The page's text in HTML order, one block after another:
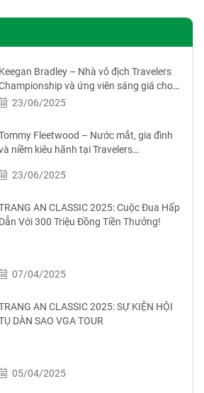
Keegan Bradley – Nhà vô địch Travelers
và ứng viên sáng giá cho
Ryder Cup
23/06/2025
Fleetwood – Nước mắt, gia đình
niềm kiêu hãnh tại Travelers
23/06/2025
AN CLASSIC 2025: Cuộc Đua Hấp
Dẫn Với 300 Triệu Đồng Tiền Thưởng!
07/04/2025
AN CLASSIC 2025: SỰ KIỆN HỘI
DÀN SAO VGA TOUR
05/04/2025